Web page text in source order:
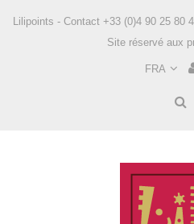
Lilipoints - Contact +33 (0)4 90 25 80
Site réservé aux
FRA